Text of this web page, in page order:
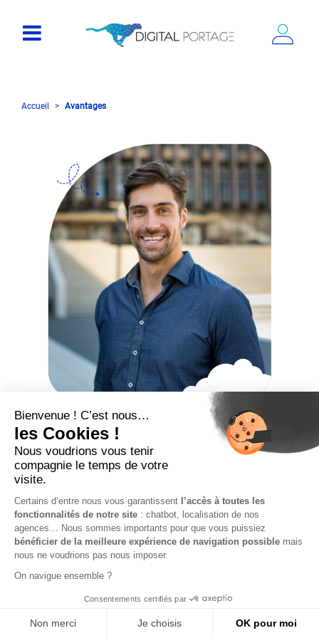
Accueil Avantages
Tous les avantages
de notre solution
Digital Portage
Le portage salarial est une solution qui permet aux
consultants de travailler en toute autonomie tout en
de nombreux avantages aux consultants et aux